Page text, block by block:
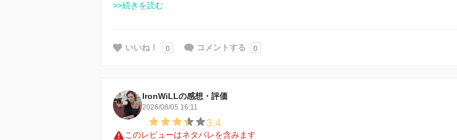
>>続きを読む
いいね！ 0 コメントする 0
IronWiLLの感想・評価
2026/08/05 16:11
3.4
このレビューはネタバレを含みます